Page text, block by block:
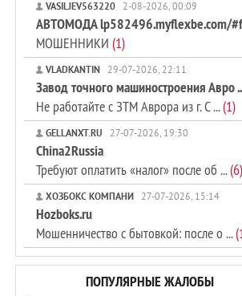
VASILJEV563220 2-08-2026, 00:09
АВТОМОДА lp582496.myflexbe.com/#f
МОШЕННИКИ (1)
VLADKANTIN 29-07-2026, 22:11
Завод точного машиностроения Авро
Не работайте с ЗТМ Аврора из г. С ...(1)
GELLANXT.RU 27-07-2026, 19:30
China2Russia
Требуют оплатить «налог» после об ...(6)
ХОЗБОКС КОМПАНИ 27-07-2026, 15:14
Hozboks.ru
Мошенничество с бытовкой: после о ...
ПОПУЛЯРНЫЕ ЖАЛОБЫ